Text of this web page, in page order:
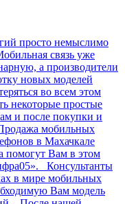
просто немыслимо
связь уже
а производители
новых моделей
во всем этом
некоторые простые
и после покупки и
мобильных
в Махачкале
помогут Вам в этом
Консультанты
в мире мобильных
Вам модель